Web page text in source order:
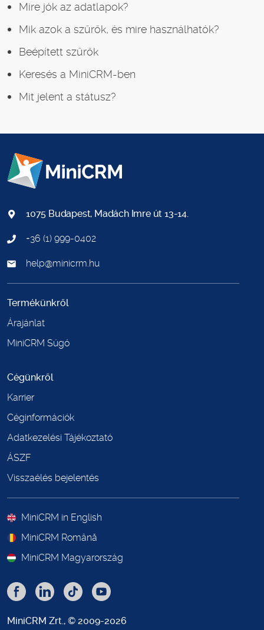
Mire jók az adatlapok?
Mik azok a szűrők, és mire használhatók?
Beépített szűrők
Keresés a MiniCRM-ben
Mit jelent a státusz?
1075 Budapest, Madách Imre út 13-14.
+36 (1) 999-0402
help@minicrm.hu
Termékünkről
Árajánlat
MiniCRM Súgó
Cégünkről
Karrier
Céginformációk
Adatkezelési Tájékoztató
ÁSZF
Visszaélés bejelentés
MiniCRM in English
MiniCRM Română
MiniCRM Magyarország
MiniCRM Zrt., © 2009-2026